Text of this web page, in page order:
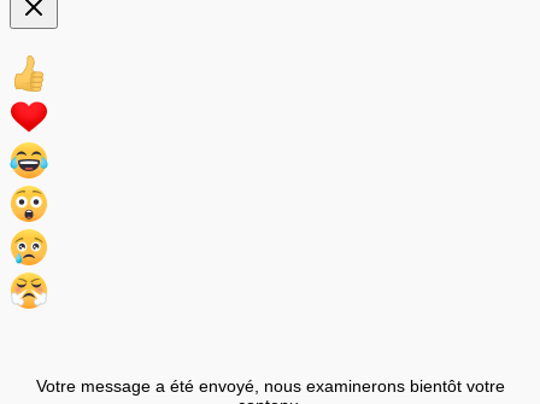
Votre message a été envoyé, nous examinerons bientôt votre